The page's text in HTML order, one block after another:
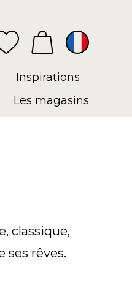
Inspirations
Les magasins
classique,
ses rêves.